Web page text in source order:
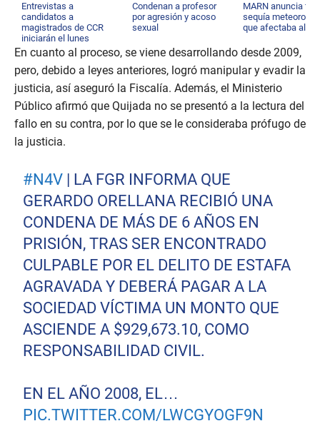
Entrevistas a
candidatos a
magistrados de CCR
iniciarán el lunes
Condenan a profesor
por agresión y acoso
sexual
MARN anuncia fin
sequía
que afectaba al
En cuanto al proceso, se viene desarrollando desde 2009,
pero, debido a leyes anteriores, logró manipular y evadir la
justicia, así aseguró la Fiscalía. Además, el Ministerio
Público afirmó que Quijada no se presentó a la lectura del
fallo en su contra, por lo que se le consideraba prófugo de
la justicia.
#N4V | LA FGR INFORMA QUE
GERARDO ORELLANA RECIBIÓ UNA
CONDENA DE MÁS DE 6 AÑOS EN
PRISIÓN, TRAS SER ENCONTRADO
CULPABLE POR EL DELITO DE ESTAFA
AGRAVADA Y DEBERÁ PAGAR A LA
SOCIEDAD VÍCTIMA UN MONTO QUE
ASCIENDE A $929,673.10, COMO
RESPONSABILIDAD CIVIL.
EN EL AÑO 2008, EL…
PIC.TWITTER.COM/LWCGYOGF9N